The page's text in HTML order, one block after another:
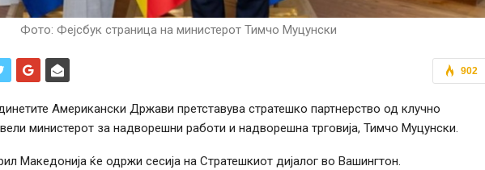
Фото: Фејсбук страница на министерот Тимчо Муцунски
902
Американски Држави претставува стратешко партнерство од клучно
министерот за надворешни работи и надворешна трговија, Тимчо Муцунски.
Македонија ќе одржи сесија на Стратешкиот дијалог во Вашингтон.